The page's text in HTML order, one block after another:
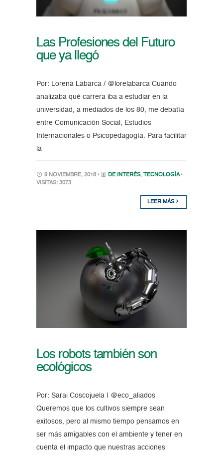
Las Profesiones del Futuro
que ya llegó
Por: Lorena Labarca / @lorelabarca Cuando
analizaba qué carrera iba a estudiar en la
universidad, a mediados de los 80, me debatía
entre Comunicación Social, Estudios
Internacionales o Psicopedagogía. Para facilitar
la
9 NOVIEMBRE, 2018 • DE INTERÉS, TECNOLOGÍA •
VISITAS: 3073
LEER MÁS
Los robots también son
ecológicos
Por: Sarai Coscojuela | @eco_aliados
Queremos que los cultivos siempre sean
exitosos, pero al mismo tiempo pensamos en
ser más amigables con el ambiente y tener en
cuenta el impacto que nuestras acciones